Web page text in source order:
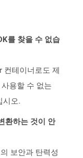
를 찾을 수 없습
컨테이너로도 제
용할 수 없는
시오.
환하는 것이 안
보안과 탄력성